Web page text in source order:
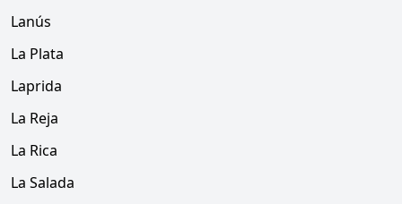
Lanús
La Plata
Laprida
La Reja
La Rica
La Salada